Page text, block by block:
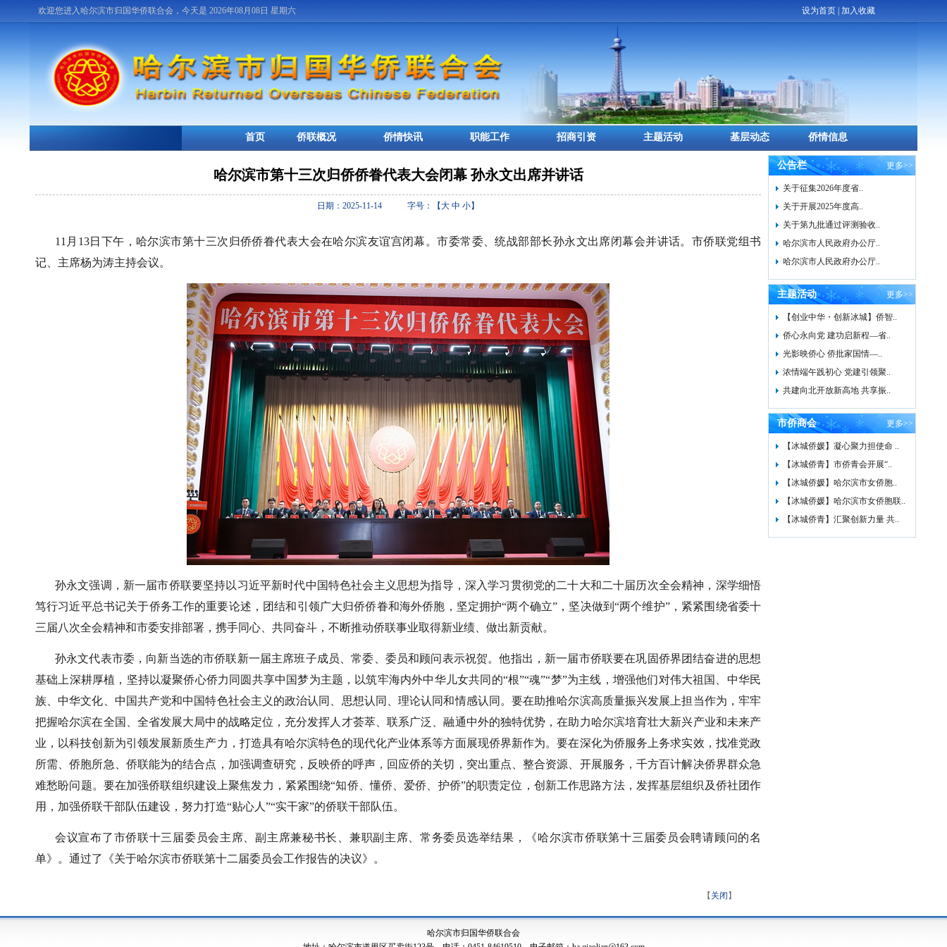
欢迎您进入哈尔滨市归国华侨联合会，今天是 2026年08月08日 星期六 设为首页 加入收藏
首页 侨联概况 侨情快讯 职能工作 招商引资 主题活动 基层动态 侨情信息
哈尔滨市第十三次归侨侨眷代表大会闭幕 孙永文出席并讲话
日期：2025-11-14 字号：【大 中 小】
11月13日下午，哈尔滨市第十三次归侨侨眷代表大会在哈尔滨友谊宫闭幕。市委常委、统战部部长孙永文出席闭幕会并讲话。市侨联党组书
记、主席杨为涛主持会议。
孙永文强调，新一届市侨联要坚持以习近平新时代中国特色社会主义思想为指导，深入学习贯彻党的二十大和二十届历次全会精神，深学细悟
笃行习近平总书记关于侨务工作的重要论述，团结和引领广大归侨侨眷和海外侨胞，坚定拥护“两个确立”，坚决做到“两个维护”，紧紧围绕省委十
三届八次全会精神和市委安排部署，携手同心、共同奋斗，不断推动侨联事业取得新业绩、做出新贡献。
孙永文代表市委，向新当选的市侨联新一届主席班子成员、常委、委员和顾问表示祝贺。他指出，新一届市侨联要在巩固侨界团结奋进的思想
基础上深耕厚植，坚持以凝聚侨心侨力同圆共享中国梦为主题，以筑牢海内外中华儿女共同的“根”“魂”“梦”为主线，增强他们对伟大祖国、中华民
族、中华文化、中国共产党和中国特色社会主义的政治认同、思想认同、理论认同和情感认同。要在助推哈尔滨高质量振兴发展上担当作为，牢牢
把握哈尔滨在全国、全省发展大局中的战略定位，充分发挥人才荟萃、联系广泛、融通中外的独特优势，在助力哈尔滨培育壮大新兴产业和未来产
业，以科技创新为引领发展新质生产力，打造具有哈尔滨特色的现代化产业体系等方面展现侨界新作为。要在深化为侨服务上务求实效，找准党政
所需、侨胞所急、侨联能为的结合点，加强调查研究，反映侨的呼声，回应侨的关切，突出重点、整合资源、开展服务，千方百计解决侨界群众急
难愁盼问题。要在加强侨联组织建设上聚焦发力，紧紧围绕“知侨、懂侨、爱侨、护侨”的职责定位，创新工作思路方法，发挥基层组织及侨社团作
用，加强侨联干部队伍建设，努力打造“贴心人”“实干家”的侨联干部队伍。
会议宣布了市侨联十三届委员会主席、副主席兼秘书长、兼职副主席、常务委员选举结果，《哈尔滨市侨联第十三届委员会聘请顾问的名
单》。通过了《关于哈尔滨市侨联第十二届委员会工作报告的决议》。
【 关闭 】
公告栏 更多>>
关于征集2026年度省..
关于开展2025年度高..
关于第九批通过评测验收..
哈尔滨市人民政府办公厅..
哈尔滨市人民政府办公厅..
主题活动 更多>>
【创业中华・创新冰城】侨智..
侨心永向党 建功启新程—省..
光影映侨心 侨批家国情—..
浓情端午践初心 党建引领聚..
共建向北开放新高地 共享振..
市侨商会 更多>>
【冰城侨媛】凝心聚力担使命 ..
【冰城侨青】市侨青会开展“..
【冰城侨媛】哈尔滨市女侨胞..
【冰城侨媛】哈尔滨市女侨胞联..
【冰城侨青】汇聚创新力量 共..
哈尔滨市归国华侨联合会